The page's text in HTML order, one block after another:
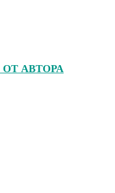
АВТОРА